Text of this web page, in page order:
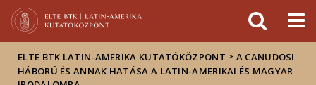
Hírek
Események
ELTE a
sajtóban
ELTE BTK LATIN-AMERIKA KUTATÓKÖZPONT > A CANUDOSI
HÁBORÚ ÉS ANNAK HATÁSA A LATIN-AMERIKAI ÉS MAGYAR